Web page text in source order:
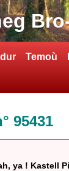
Temoù
95431
ya ! Kastell